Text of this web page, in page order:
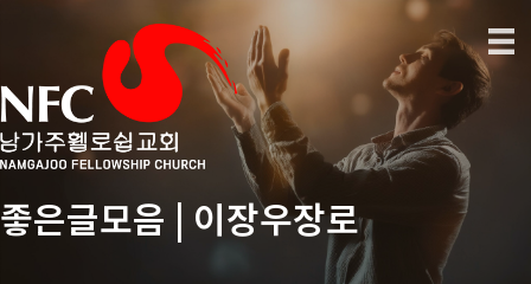
좋은글모음 | 이장우장로